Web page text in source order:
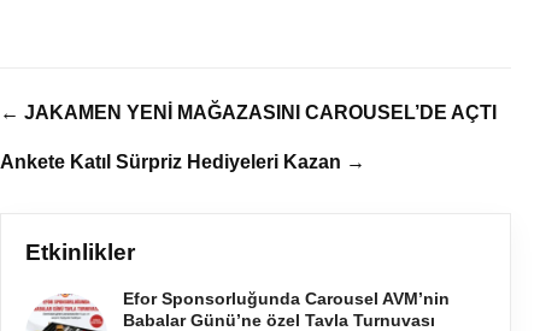
← JAKAMEN YENİ MAĞAZASINI CAROUSEL’DE AÇTI
Ankete Katıl Sürpriz Hediyeleri Kazan →
Etkinlikler
Efor Sponsorluğunda Carousel AVM’nin
Babalar Günü’ne özel Tavla Turnuvası